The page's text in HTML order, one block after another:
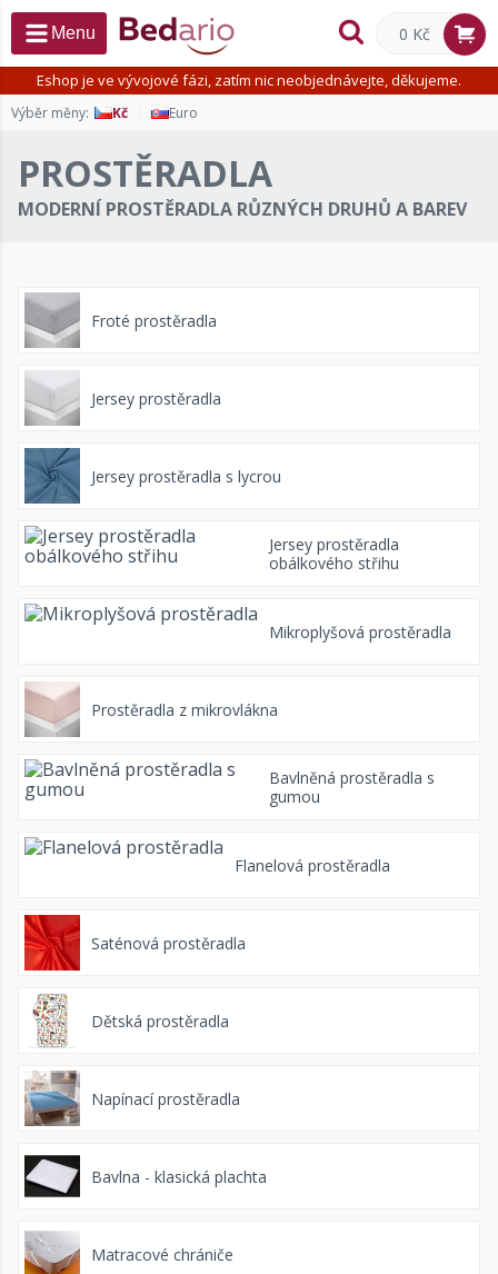
Eshop je ve vývojové fázi, zatím nic neobjednávejte, děkujeme.
Výběr měny: Kč Euro
Menu 0 Kč
PROSTĚRADLA
MODERNÍ PROSTĚRADLA RŮZNÝCH DRUHŮ A BAREV
Froté prostěradla
Jersey prostěradla
Jersey prostěradla s lycrou
Jersey prostěradla
obálkového střihu
Mikroplyšová prostěradla
Prostěradla z mikrovlákna
Bavlněná prostěradla s
gumou
Flanelová prostěradla
Saténová prostěradla
Dětská prostěradla
Napínací prostěradla
Bavlna - klasická plachta
Matracové chrániče